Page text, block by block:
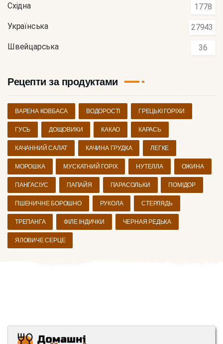
Східна 1778
Українська 27943
Швейцарська 36
Рецепти за продуктами
ВАРЕНА КОВБАСА ВОДОРОСТІ ГРЕЦЬКІ ГОРІХИ
ГУСЬ ДОЩОВИКИ КАКАО КАРАСЬ
КАЧАННИЙ САЛАТ КАЧИНА ГРУДКА ЛЕГКЕ
МОРОШКА МУСКАТНИЙ ГОРІХ НУТЕЛЛА ОЖИНА
ПАНГАСІУС ПАПАЙЯ ПАРАСОЛЬКИ ПОМІДОР
ПШЕНИЧНЕ БОРОШНО РУКОЛА СТЕРЛЯДЬ
ТРЕПАНГА ФІЛЕ ІНДИЧКИ ЧЕРНАЯ РЕДЬКА
ЯЛОВИЧЕ СЕРЦЕ